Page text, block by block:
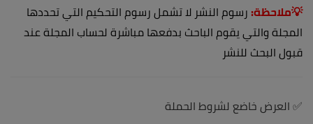
💡ملاحظة: رسوم النشر لا تشمل رسوم التحكيم التي تحددها
المجلة والتي يقوم الباحث بدفعها مباشرة لحساب المجلة عند
قبول البحث للنشر
✅ العرض خاضع لشروط الحملة